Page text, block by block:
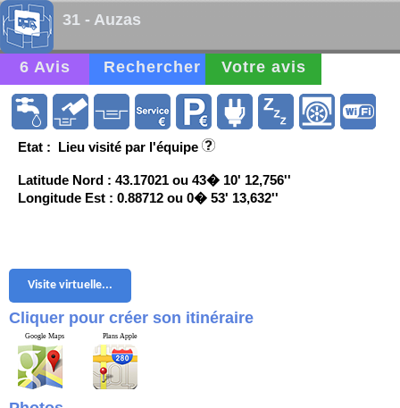
31 - Auzas
6 Avis Rechercher Votre avis
Etat : Lieu visité par l'équipe
Latitude Nord : 43.17021 ou 43� 10' 12,756''
Longitude Est : 0.88712 ou 0� 53' 13,632''
Visite virtuelle...
Cliquer pour créer son itinéraire
Google Maps Plans Apple